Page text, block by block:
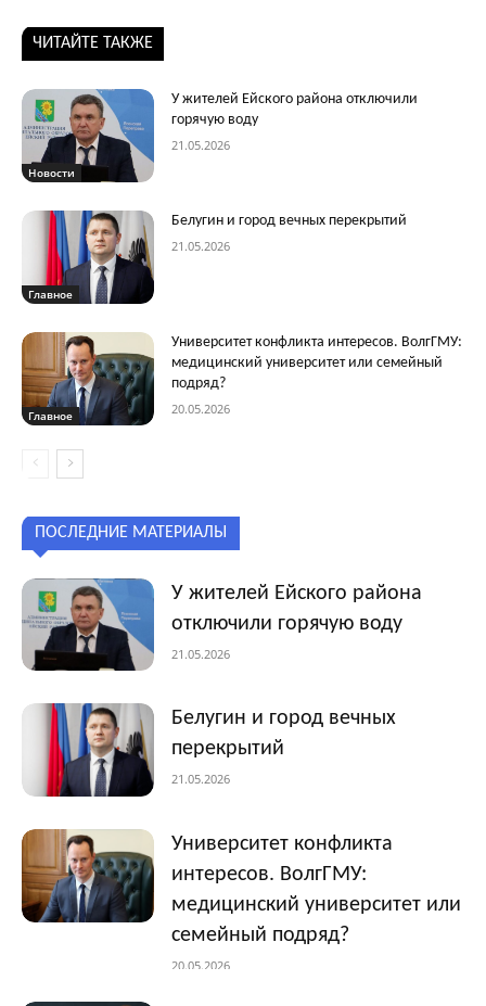
ЧИТАЙТЕ ТАКЖЕ
Новости
У жителей Ейского района отключили
горячую воду
21.05.2026
Главное
Белугин и город вечных перекрытий
21.05.2026
Главное
Университет конфликта интересов. ВолгГМУ:
медицинский университет или семейный
подряд?
20.05.2026
ПОСЛЕДНИЕ МАТЕРИАЛЫ
У жителей Ейского района
отключили горячую воду
21.05.2026
Белугин и город вечных
перекрытий
21.05.2026
Университет конфликта
интересов. ВолгГМУ:
медицинский университет или
семейный подряд?
20.05.2026